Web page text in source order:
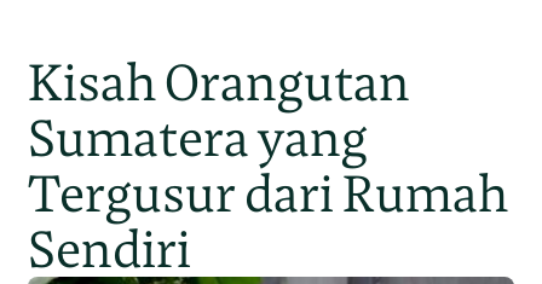
Kisah Orangutan
Sumatera yang
Tergusur dari Rumah
Sendiri